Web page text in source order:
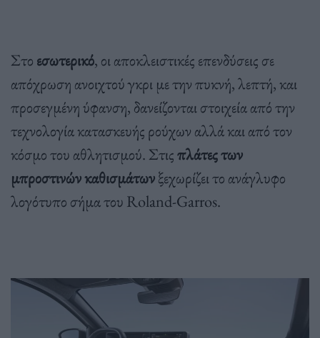
Στο εσωτερικό, οι αποκλειστικές επενδύσεις σε
απόχρωση ανοιχτού γκρι με την πυκνή, λεπτή, και
προσεγμένη ύφανση, δανείζονται στοιχεία από την
τεχνολογία κατασκευής ρούχων αλλά και από τον
κόσμο του αθλητισμού. Στιςπλάτες των
μπροστινών καθισμάτωνξεχωρίζει το ανάγλυφο
λογότυπο σήμα του Roland-Garros.